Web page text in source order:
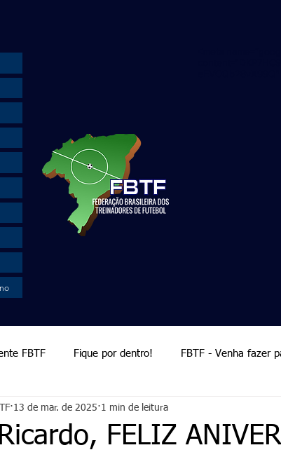
FBTF Fique por dentro! FBTF - Venha fazer
Palmieri Palmieri Palmieri
FELIZ
13 de mar. de 2025 1 min de leitura